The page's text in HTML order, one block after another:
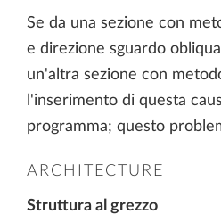
Se da una sezione con
e direzione sguardo
un'altra sezione con
l'inserimento di questa
programma; questo
ARCHITECTURE
Struttura al grezzo